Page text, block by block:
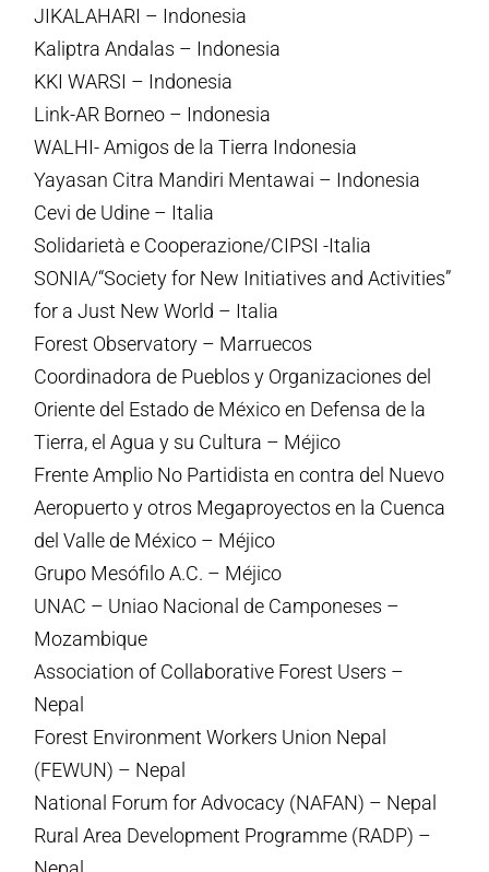
JIKALAHARI – Indonesia
Kaliptra Andalas – Indonesia
KKI WARSI – Indonesia
Link-AR Borneo – Indonesia
WALHI- Amigos de la Tierra Indonesia
Yayasan Citra Mandiri Mentawai – Indonesia
Cevi de Udine – Italia
Solidarietà e Cooperazione/CIPSI -Italia
SONIA/“Society for New Initiatives and Activities”
for a Just New World – Italia
Forest Observatory – Marruecos
Coordinadora de Pueblos y Organizaciones del
Oriente del Estado de México en Defensa de la
Tierra, el Agua y su Cultura – Méjico
Frente Amplio No Partidista en contra del Nuevo
Aeropuerto y otros Megaproyectos en la Cuenca
del Valle de México – Méjico
Grupo Mesófilo A.C. – Méjico
UNAC – Uniao Nacional de Camponeses –
Mozambique
Association of Collaborative Forest Users –
Nepal
Forest Environment Workers Union Nepal
(FEWUN) – Nepal
National Forum for Advocacy (NAFAN) – Nepal
Rural Area Development Programme (RADP) –